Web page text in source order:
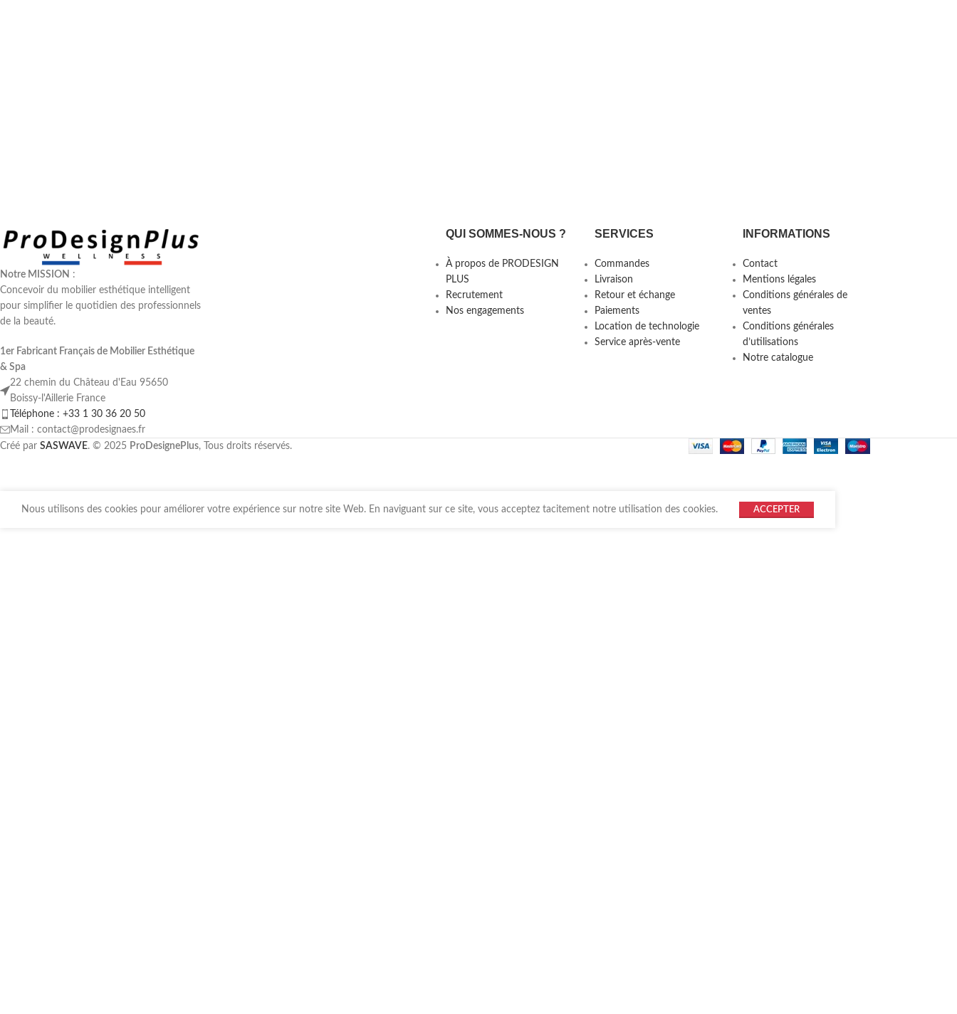
Notre MISSION :
Concevoir du mobilier esthétique intelligent
pour simplifier le quotidien des professionnels
de la beauté.
1er Fabricant Français de Mobilier Esthétique
& Spa
22 chemin du Château d'Eau 95650
Boissy-l'Aillerie France
Téléphone : +33 1 30 36 20 50
Mail : contact@prodesignaes.fr
QUI SOMMES-NOUS ?
À propos de PRODESIGN
PLUS
Recrutement
Nos engagements
SERVICES
Commandes
Livraison
Retour et échange
Paiements
Location de technologie
Service après-vente
INFORMATIONS
Contact
Mentions légales
Conditions générales de
ventes
Conditions générales
d’utilisations
Notre catalogue
Créé par SASWAVE. © 2025 ProDesignePlus, Tous droits réservés.
Nous utilisons des cookies pour améliorer votre expérience sur notre site Web. En naviguant sur ce site, vous acceptez tacitement notre utilisation des cookies. ACCEPTER